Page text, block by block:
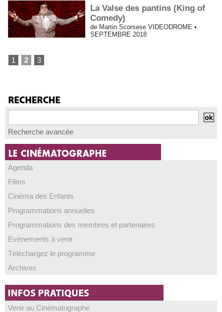
La Valse des pantins (King of
Comedy)
de Martin Scorsese VIDEODROME •
SEPTEMBRE 2018
1 2 3
Recherche avancée
Agenda
Films
Cinéma des Enfants
Programmations annuelles
Programmations des membres et partenaires
Evénements à venir
Téléchargez le programme
Archives
Venir au Cinématographe